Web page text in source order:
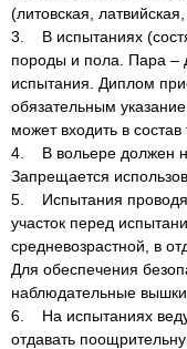
(литовская,
3. В испытаниях
породы и пола. Пара –
испытания. Диплом
обязательным
может входить в
4. В вольере должен
Запрещается
5. Испытания
участок перед
средневозрастной, в
Для обеспечения
наблюдательные вышки.
6. На испытаниях
отдавать